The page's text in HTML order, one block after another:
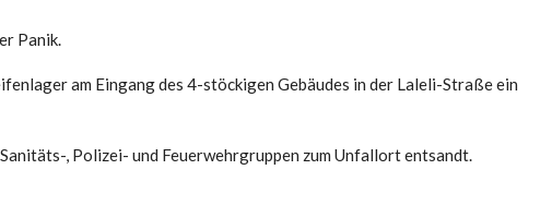
Panik.
am Eingang des 4-stöckigen Gebäudes in der Laleli-Straße ein
, Polizei- und Feuerwehrgruppen zum Unfallort entsandt.